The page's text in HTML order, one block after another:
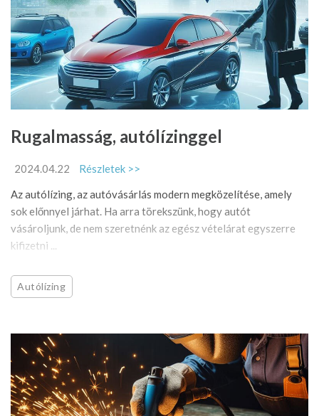
Rugalmasság, autólízinggel
2024.04.22
Részletek >>
Az autólízing, az autóvásárlás modern megközelítése, amely
sok előnnyel járhat. Ha arra törekszünk, hogy autót
vásároljunk, de nem szeretnénk az egész vételárat egyszerre
kifizetni ...
Autólízing